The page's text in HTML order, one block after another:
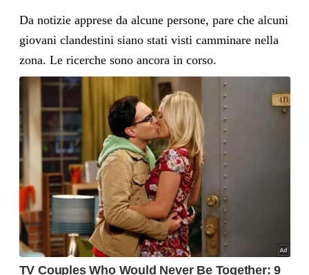
Da notizie apprese da alcune persone, pare che alcuni
giovani clandestini siano stati visti camminare nella
zona. Le ricerche sono ancora in corso.